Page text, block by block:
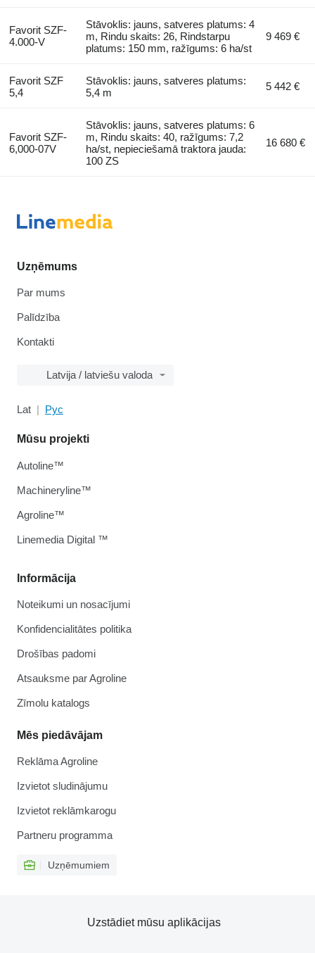
Favorit SZF-
4.000-V
Stāvoklis: jauns, satveres platums: 4
m, Rindu skaits: 26, Rindstarpu
platums: 150 mm, ražīgums: 6 ha/st
9 469 €
Favorit SZF
5,4
Stāvoklis: jauns, satveres platums:
5,4 m
5 442 €
Favorit SZF-
6,000-07V
Stāvoklis: jauns, satveres platums: 6
m, Rindu skaits: 40, ražīgums: 7,2
ha/st, nepieciešamā traktora jauda:
100 ZS
16 680 €
Uzņēmums
Par mums
Palīdzība
Kontakti
Latvija / latviešu valoda
Lat Рус
Informācija
Noteikumi un nosacījumi
Konfidencialitātes politika
Drošības padomi
Atsauksme par Agroline
Zīmolu katalogs
Mēs piedāvājam
Reklāma Agroline
Izvietot sludinājumu
Izvietot reklāmkarogu
Partneru programma
Uzņēmumiem
Mūsu projekti
Autoline™
Machineryline™
Agroline™
Linemedia Digital ™
Uzstādiet mūsu aplikācijas